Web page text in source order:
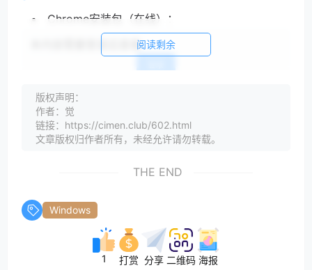
Chrome安装包（在线）：
本内容需要登录后查看
碎碎念
能用一天是一天吧，指不定哪天就失效了呢。
阅读剩余
版权声明：
作者：觉
链接：https://cimen.club/602.html
文章版权归作者所有，未经允许请勿转载。
THE END
Windows
1 打赏 分享 二维码 海报